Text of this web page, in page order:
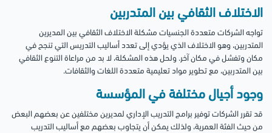
الاختلاف الثقافي بين المتدربين
تواجه الشركات متعددة الجنسيات مشكلة الاختلاف الثقافي بين المديرين
المتدربين، وهو الاختلاف الذي يؤدي إلى تعدد أساليب التدريس التي تنجح في
مكان وتفشل في مكان آخر. ولحل هذه المشكلة، لا بد من مراعاة التنوع الثقافي
بين المتدربين، مع تطوير مواد تعليمية متعددة اللغات والثقافات.
وجود أجيال مختلفة في المؤسسة
قد تقرر الشركات توفير برامج التدريب الإداري لمديرين مختلفين عن بعضهم البعض
من حيث الفئة العمرية، ولذلك يمكن أن يتجاوب بعضهم مع أساليب التدريب